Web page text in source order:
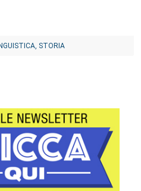
STORIA